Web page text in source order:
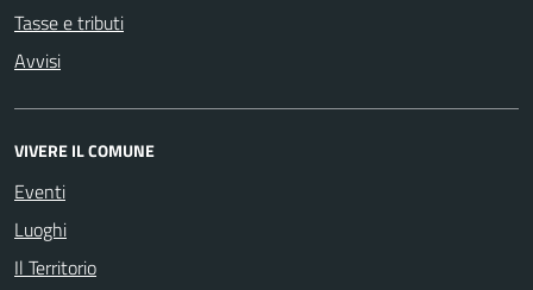
Tasse e tributi
Avvisi
VIVERE IL COMUNE
Eventi
Luoghi
Il Territorio